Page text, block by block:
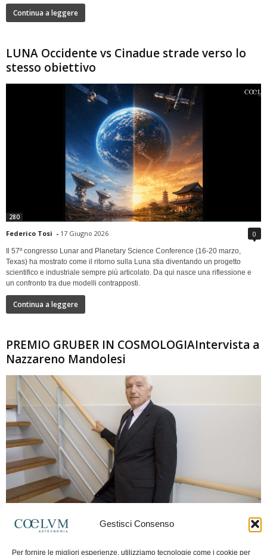
Gestisci Consenso
Per fornire le migliori esperienze, utilizziamo tecnologie come i cookie per
Continua a leggere
LUNA Occidente vs Cinadue strade verso lo
stesso obiettivo
280
Federico Tosi - 17 Giugno 2026 0
Il 57º congresso Lunar and Planetary Science Conference (16-20 marzo,
Texas) ha mostrato come il ritorno sulla Luna stia diventando un progetto
scientifico e industriale sempre più articolato. Da qui nasce una riflessione e
un confronto tra due modelli contrapposti.
Continua a leggere
PREMIO GRUBER IN COSMOLOGIAIntervista a
Nazzareno Mandolesi
Frida Paolella - 16 Giugno 2026 0
spaziale europea e della missione Planck. Il dialogo ripercorre i principali